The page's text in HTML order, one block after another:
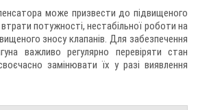
може призвести до підвищеного
потужності, нестабільної роботи на
зносу клапанів. Для забезпечення
важливо регулярно перевіряти стан
замінювати їх у разі виявлення